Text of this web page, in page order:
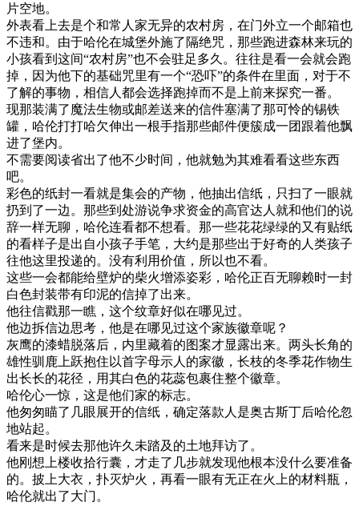
片空地。
外表看上去是个和常人家无异的农村房，在门外立一个邮箱也
不违和。由于哈伦在城堡外施了隔绝咒，那些跑进森林来玩的
小孩看到这间“农村房”也不会驻足多久。往往是看一会就会跑
掉，因为他下的基础咒里有一个“恐吓”的条件在里面，对于不
了解的事物，相信人都会选择跑掉而不是上前来探究一番。
现那装满了魔法生物或邮差送来的信件塞满了那可怜的锡铁
罐，哈伦打打哈欠伸出一根手指那些邮件便簇成一团跟着他飘
进了堡内。
不需要阅读省出了他不少时间，他就勉为其难看看这些东西
吧。
彩色的纸封一看就是集会的产物，他抽出信纸，只扫了一眼就
扔到了一边。那些到处游说争求资金的高官达人就和他们的说
辞一样无聊，哈伦连看都不想看。那一些花花绿绿的又有贴纸
的看样子是出自小孩子手笔，大约是那些出于好奇的人类孩子
往他这里投递的。没有利用价值，所以也不看。
这些一会都能给壁炉的柴火增添姿彩，哈伦正百无聊赖时一封
白色封装带有印泥的信掉了出来。
他往信戳那一瞧，这个纹章好似在哪见过。
他边拆信边思考，他是在哪见过这个家族徽章呢？
灰鹰的漆蜡脱落后，内里藏着的图案才显露出来。两头长角的
雄性驯鹿上跃抱住以首字母示人的家徽，长枝的冬季花作物生
出长长的花径，用其白色的花蕊包裹住整个徽章。
哈伦心一惊，这是他们家的标志。
他匆匆瞄了几眼展开的信纸，确定落款人是奥古斯丁后哈伦忽
地站起。
看来是时候去那他许久未踏及的土地拜访了。
他刚想上楼收拾行囊，才走了几步就发现他根本没什么要准备
的。披上大衣，扑灭炉火，再看一眼有无正在火上的材料瓶，
哈伦就出了大门。